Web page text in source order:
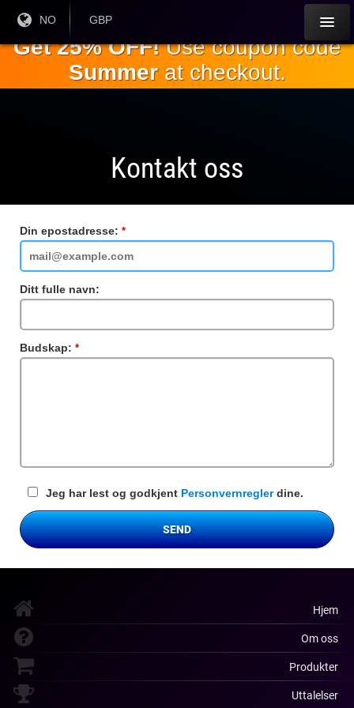
Nåværende
språk:
NO
Gjeldende
GBP
Get 25% OFF!Use coupon code
Summerat checkout.
Kontakt oss
Din epostadresse:
felt
Ditt fulle navn:
Budskap:
felt
Jeg har lest og godkjent Personvernreglerdine.
SEND
Hjem
Om oss
Produkter
Uttalelser